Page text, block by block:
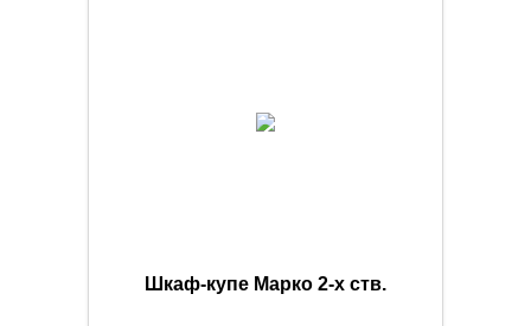
Шкаф-купе Марко 2-х ств.